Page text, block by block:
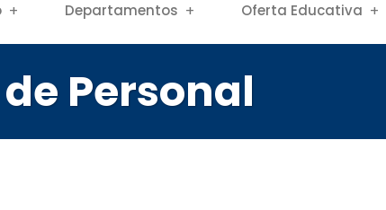
Departamentos Oferta Educativa
Personal